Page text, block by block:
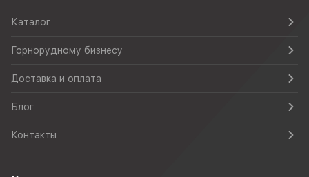
Каталог
Горнорудному бизнесу
Доставка и оплата
Блог
Контакты